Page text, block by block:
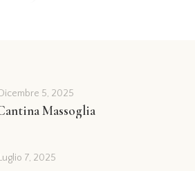
5, 2025
Massoglia
Luglio 7, 2025